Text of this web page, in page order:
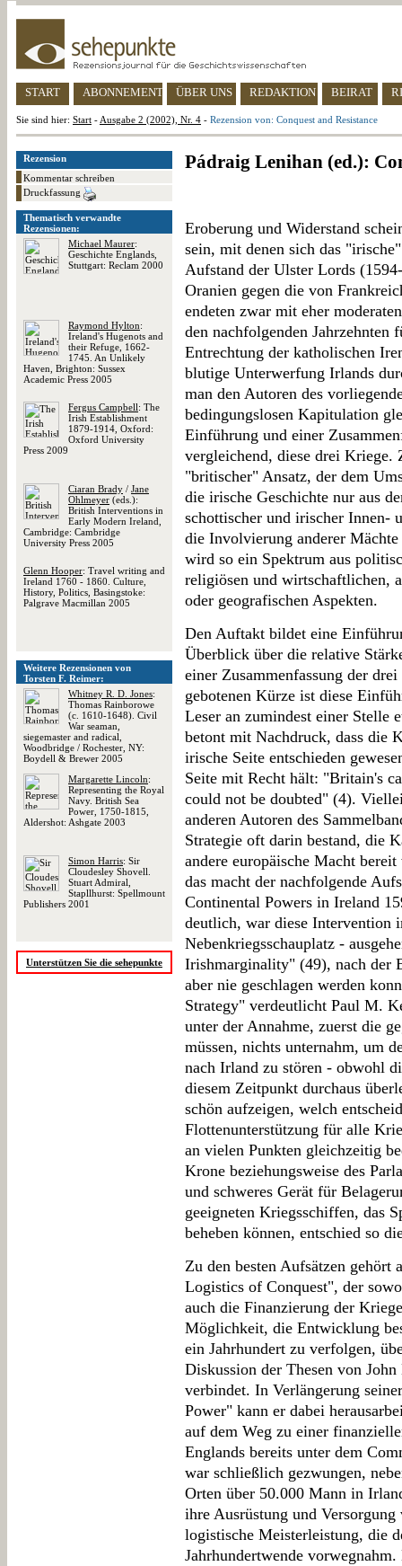
START ABONNEMENT ÜBER UNS REDAKTION BEIRAT
Sie sind hier: Start - Ausgabe 2 (2002), Nr. 4 - Rezension von: Conquest and Resistance
Rezension
Kommentar schreiben
Druckfassung
Thematisch verwandte
Rezensionen:
Michael Maurer:
Geschichte Englands,
Stuttgart: Reclam 2000
Raymond Hylton:
Ireland's Hugenots and
their Refuge, 1662-
1745. An Unlikely
Haven, Brighton: Sussex
Academic Press 2005
Fergus Campbell: The
Irish Establishment
1879-1914, Oxford:
Oxford University
Press 2009
Ciaran Brady / Jane
Ohlmeyer (eds.):
British Interventions in
Early Modern Ireland,
Cambridge: Cambridge
University Press 2005
Glenn Hooper: Travel writing and
Ireland 1760 - 1860. Culture,
History, Politics, Basingstoke:
Palgrave Macmillan 2005
Weitere Rezensionen von
Torsten F. Reimer:
Whitney R. D. Jones:
Thomas Rainborowe
(c. 1610-1648). Civil
War seaman,
siegemaster and radical,
Woodbridge / Rochester, NY:
Boydell & Brewer 2005
Margarette Lincoln:
Representing the Royal
Navy. British Sea
Power, 1750-1815,
Aldershot: Ashgate 2003
Simon Harris: Sir
Cloudesley Shovell.
Stuart Admiral,
Stapllhurst: Spellmount
Publishers 2001
Unterstützen Sie die sehepunkte
Pádraig Lenihan (ed.):
Eroberung und Widerstand
sein, mit denen sich das
Aufstand der Ulster Lords
Oranien gegen die von
endeten zwar mit eher
den nachfolgenden Jahrzehnten
Entrechtung der katholischen
blutige Unterwerfung Irlands
man den Autoren des
bedingungslosen Kapitulation
Einführung und einer
vergleichend, diese drei Kriege.
"britischer" Ansatz, der dem
die irische Geschichte nur aus
schottischer und irischer Innen-
die Involvierung anderer
wird so ein Spektrum aus
religiösen und wirtschaftlichen,
oder geografischen Aspekten.
Den Auftakt bildet eine
Überblick über die relative
einer Zusammenfassung der
gebotenen Kürze ist diese
Leser an zumindest einer Stelle
betont mit Nachdruck, dass die
irische Seite entschieden
Seite mit Recht hält: "Britain's
could not be doubted" (4).
anderen Autoren des
Strategie oft darin bestand, die
andere europäische Macht
das macht der nachfolgende
Continental Powers in Ireland
deutlich, war diese Intervention
Nebenkriegsschauplatz -
Irishmarginality" (49), nach der
aber nie geschlagen werden
Strategy" verdeutlicht Paul M.
unter der Annahme, zuerst die
müssen, nichts unternahm, um
nach Irland zu stören - obwohl
diesem Zeitpunkt durchaus
schön aufzeigen, welch
Flottenunterstützung für alle
an vielen Punkten gleichzeitig
Krone beziehungsweise des
und schweres Gerät für
geeigneten Kriegsschiffen, das
beheben können, entschied so
Zu den besten Aufsätzen gehört
Logistics of Conquest", der
auch die Finanzierung der
Möglichkeit, die Entwicklung
ein Jahrhundert zu verfolgen,
Diskussion der Thesen von
verbindet. In Verlängerung
Power" kann er dabei
auf dem Weg zu einer
Englands bereits unter dem
war schließlich gezwungen,
Orten über 50.000 Mann in
ihre Ausrüstung und
logistische Meisterleistung, die
Jahrhundertwende